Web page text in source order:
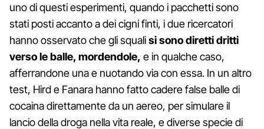
uno di questi esperimenti, quando i pacchetti sono
stati posti accanto a dei cigni finti, i due ricercatori
hanno osservato che gli squalisi sono diretti dritti
verso le balle, mordendole, e in qualche caso,
afferrandone una e nuotando via con essa. In un altro
test, Hird e Fanara hanno fatto cadere false balle di
cocaina direttamente da un aereo, per simulare il
lancio della droga nella vita reale, e diverse specie di